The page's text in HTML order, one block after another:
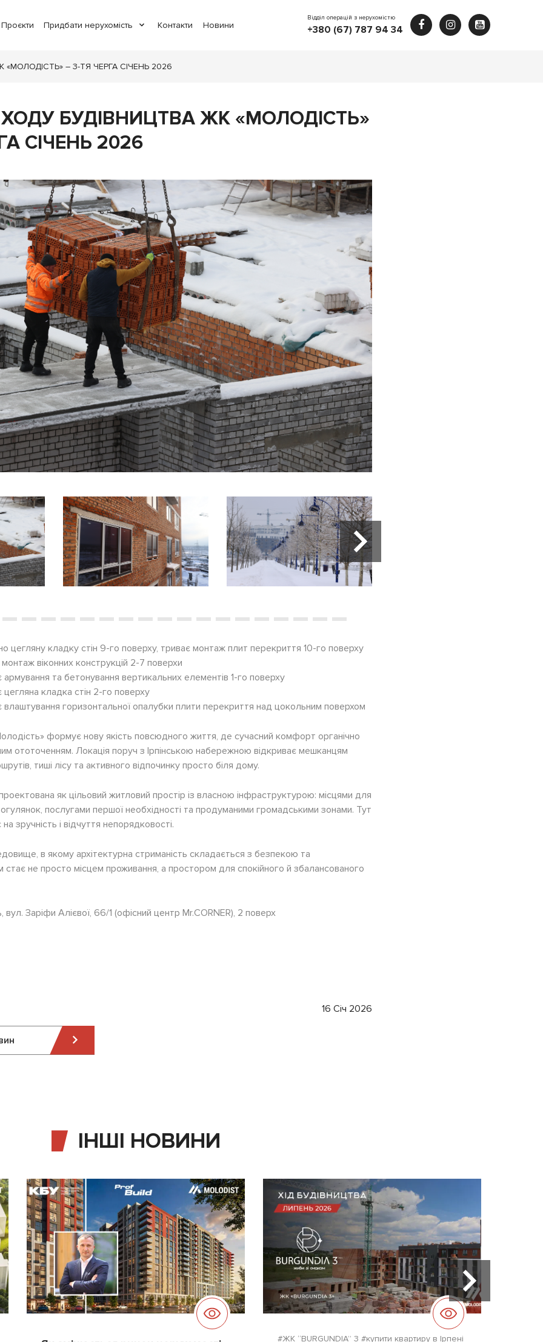
Проєкти Придбати нерухомість Контакти Новини
Відділ операцій з нерухомістю
+380 (67) 787 94 34
– 3-ТЯ ЧЕРГА СІЧЕНЬ 2026
БУДІВНИЦТВА ЖК «МОЛОДІСТЬ»
СІЧЕНЬ 2026
цегляну кладку стін 9-го поверху, триває монтаж плит перекриття 10-го поверху
віконних конструкцій 2-7 поверхи
та бетонування вертикальних елементів 1-го поверху
кладка стін 2-го поверху
горизонтальної опалубки плити перекриття над цокольним поверхом
формує нову якість повсюдного життя, де сучасний комфорт органічно
ототоченням. Локація поруч з Ірпінською набережною відкриває мешканцям
тиші лісу та активного відпочинку просто біля дому.
як цільовий житловий простір із власною інфраструктурою: місцями для
послугами першої необхідності та продуманими громадськими зонами. Тут
зручність і відчуття непорядковості.
в якому архітектурна стриманість складається з безпекою та
стає не просто місцем проживання, а простором для спокійного й збалансованого
вул. Заріфи Алієвої, 66/1 (офісний центр Mr.CORNER), 2 поверх
16 Січ 2026
ІНШІ НОВИНИ
#ЖК “BURGUNDIA” 3 #купити квартиру в Ірпені